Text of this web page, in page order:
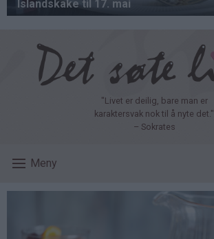
"Livet er deilig, bare man er
karaktersvak nok til å nyte det."
– Sokrates
Meny